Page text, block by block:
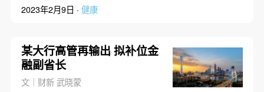
2023年2月9日 · 健康
某大行高管再输出 拟补位金
融副省长
文｜财新 武晓蒙